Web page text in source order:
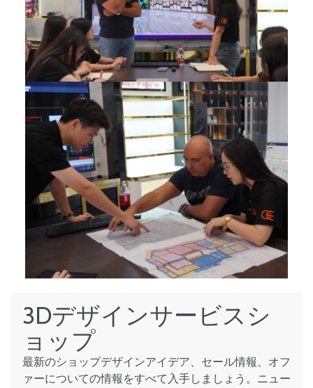
3Dデザインサービスシ
ョップ
最新のショップデザインアイデア、セール情報、オフ
ァーについての情報をすべて入手しましょう。ニュー